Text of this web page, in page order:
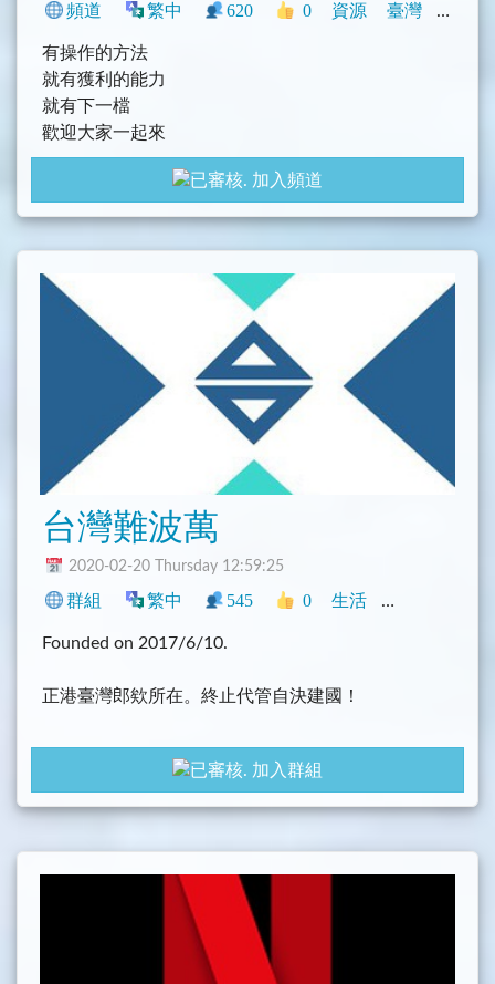
頻道 繁中 620 0 資源 臺灣 社群
有操作的方法
就有獲利的能力
就有下一檔
歡迎大家一起來
有興趣跟隨老師的腳步歡迎加入老師line@
加入頻道
台灣難波萬
2020-02-20 Thursday 12:59:25
群組 繁中 545 0 生活 中文圈
Founded on 2017/6/10.
正港臺灣郎欸所在。終止代管自決建國！
此為公開群，不詢問個人資訊是義務，其他的隨便
於是不是陰招，群主說了算。
加入群組